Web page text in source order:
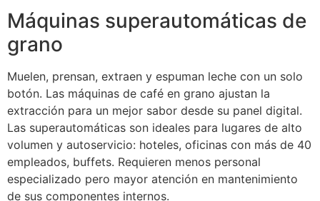
Máquinas superautomáticas de
grano
Muelen, prensan, extraen y espuman leche con un solo
botón. Las máquinas de café en grano ajustan la
extracción para un mejor sabor desde su panel digital.
Las superautomáticas son ideales para lugares de alto
volumen y autoservicio: hoteles, oficinas con más de 40
empleados, buffets. Requieren menos personal
especializado pero mayor atención en mantenimiento
de sus componentes internos.